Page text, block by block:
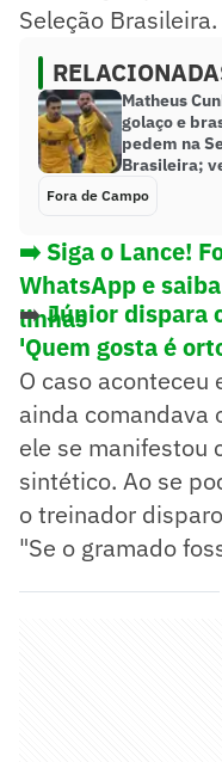
Seleção Brasileira.
Matheus
golaço e
pedem na
Brasileira;
Fora de Campo
➡️ Siga o Lance!
WhatsApp e
linhas
➡️Júnior dispara
'Quem gosta é
O caso
ainda comandava
ele se manifestou
sintético. Ao se
o treinador
"Se o gramado